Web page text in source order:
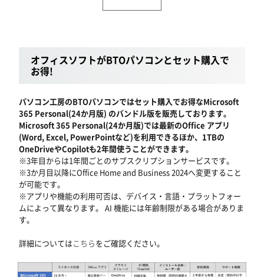
オフィスソフトがBTOパソコンとセット購入で
お得!
パソコン工房のBTOパソコンではセット購入でお得なMicrosoft
365 Personal(24か月版) のバンドル版を販売しております。
Microsoft 365 Personal(24か月版)では最新のOffice アプリ
(Word, Excel, PowerPointなど)を利用できるほか、1TBの
OneDriveやCopilotも2年間使うことができます。
※3年目からは1年間ごとのサブスクリプションサービスです。
※3か月目以降にOffice Home and Business 2024へ変更すること
が可能です。
※アプリや機能の利用可否は、デバイス・言語・プラットフォー
ムによって異なります。 AI 機能には年齢制限がある場合がありま
す。
詳細についてはこちらをご確認ください。